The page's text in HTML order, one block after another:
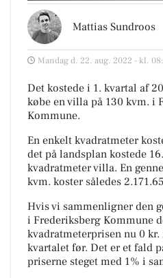
Mattias Sundroos
Mandag d. 22. aug. 2022 - kl.
Det kostede i 1. kvartal af
købe en villa på 130 kvm. i
Kommune.
En enkelt kvadratmeter
det på landsplan kostede
kvadratmeter villa. En
kvm. koster således
Hvis vi sammenligner den
i Frederiksberg Kommune
kvadratmeterprisen nu 0
kvartalet før. Det er et fald
priserne steget med 1% i